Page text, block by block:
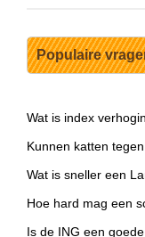
Populaire
Wat is index
Kunnen katten
Wat is sneller een
Hoe hard mag een
Is de ING een